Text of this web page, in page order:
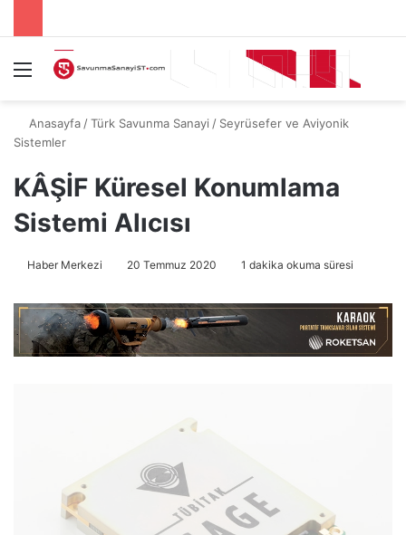
Menü
Anasayfa /Türk Savunma Sanayi / Seyrüsefer ve Aviyonik
Sistemler
KÂŞİF Küresel Konumlama
Sistemi Alıcısı
Haber Merkezi 20 Temmuz 2020 1 dakika okuma süresi